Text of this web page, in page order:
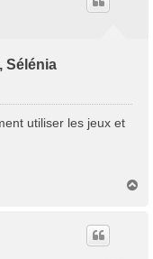
Sélénia
utiliser les jeux et